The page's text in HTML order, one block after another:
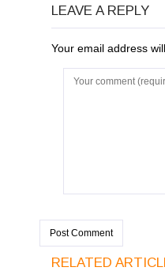
LEAVE A REPLY
Your email address
RELATED